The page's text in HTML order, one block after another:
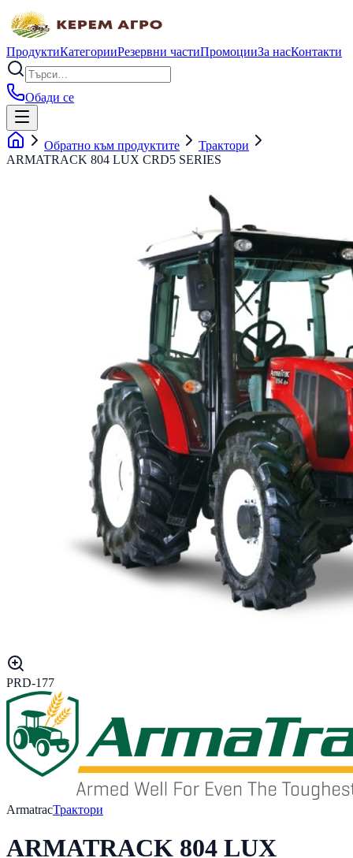
ПродуктиКатегорииРезервни частиПромоцииЗа насКонтакти
Обади се
Обратно към продуктите
Трактори
ARMATRACK 804 LUX CRD5 SERIES
PRD-177
ArmatracТрактори
ARMATRACK 804 LUX